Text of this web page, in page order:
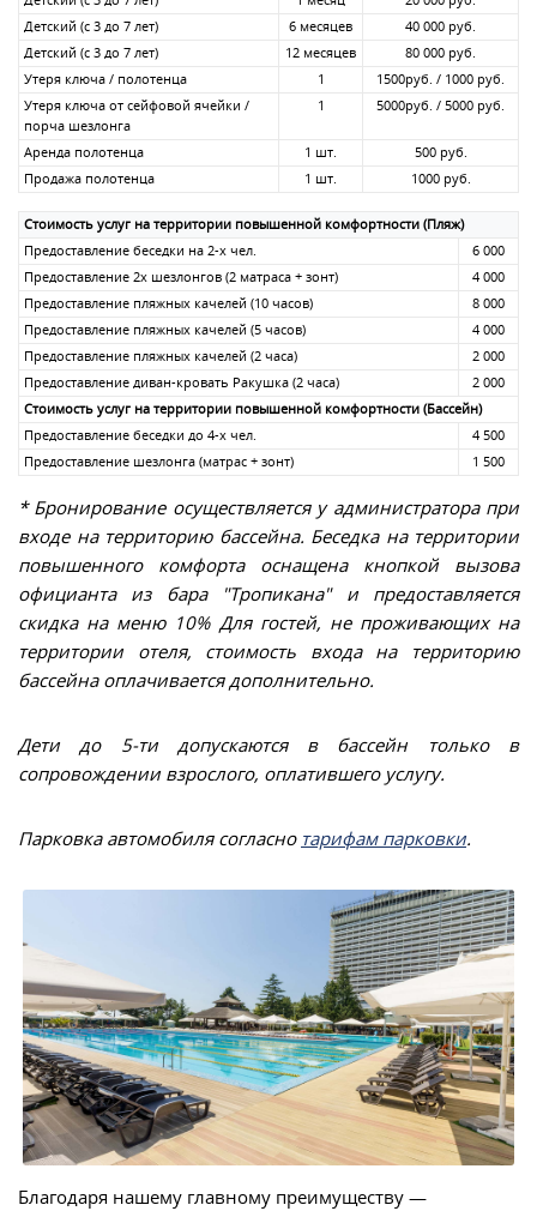
Детский (с 3 до 7 лет)
6 меcяцев
40 000 руб.
Детский (с 3 до 7 лет)
12 меcяцев
80 000 руб.
Утеря ключа / полотенца
1
1500руб. / 1000 руб.
Утеря ключа от сейфовой ячейки /
порча шезлонга
1 5000руб. / 5000 руб.
Аренда полотенца 1 шт.
500 руб.
Продажа полотенца
1 шт. 1000 руб.
Стоимость услуг на территории повышенной комфортности (Пляж)
Предоставление беседки на 2-х чел.
6 000
Предоставление 2х шезлонгов (2 матраса + зонт)
4 000
Предоставление пляжных качелей (10 часов)
8 000
Предоставление пляжных качелей (5 часов)
4 000
Предоставление пляжных качелей (2 часа)
2 000
Предоставление диван-кровать Ракушка (2 часа)
2 000
Стоимость услуг на территории повышенной комфортности (Бассейн)
Предоставление беседки до 4-х чел.
4 500
Предоставление шезлонга (матрас + зонт)
1 500
* Бронирование осуществляется у администратора при
входе на территорию бассейна. Беседка на территории
повышенного комфорта оснащена кнопкой вызова
официанта из бара "Тропикана" и предоставляется
скидка на меню 10% Для гостей, не проживающих на
территории отеля, стоимость входа на территорию
бассейна оплачивается дополнительно.
Дети до 5-ти допускаются в бассейн только в
сопровождении взрослого, оплатившего услугу.
Парковка автомобиля согласно тарифам парковки.
Благодаря нашему главному преимуществу —